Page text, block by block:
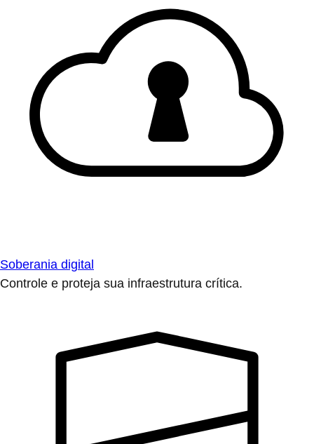
Soberania digital
Controle e proteja sua infraestrutura crítica.